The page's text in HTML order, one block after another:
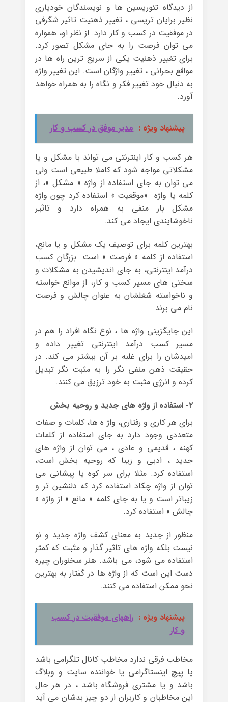
از دیدگاه تئوریسین ها و نویسندگان خودیاری
نظیر برایان تریسی ، تغییر ذهنیت تاثیر شگرفی
در موفقیت در کسب و کار دارد. از نظر او، همواره
می توان فرصت را به جای مشکل تصور کرد.
برای تغییر ذهنیت یکی از سریع ترین راه ها در
مواقع بحرانی ، تغییر واژگان است. این تغییر واژه
به دنبال خود تغییر فکر و نگاه را به همراه خواهد
آورد.
پیشنهاد ویژه : مدیر موفق در کسب و کار
هر کسب و کار اینترنتی می تواند با مشکل و یا
مشکلاتی مواجه شود که کاملا طبیعی است ولی
می توان به جای استفاده از واژه « مشکل »، از
کلمه یا واژه «موقعیت » استفاده کرد چون واژه
مشکل بار منفی به همراه دارد و تاثیر
ناخوشایندی ایجاد می کند.
بهترین کلمه برای توصیف یک مشکل و یا مانع،
استفاده از کلمه « فرصت » است. بزرگان کسب
درآمد اینترنتی، به جای اندیشیدن به مشکلات و
سختی های مسیر کسب و کار، از موانع خواسته
و ناخواسته شغلشان به عنوان چالش و فرصت
نام می برند.
این جایگزینی واژه ها ، نوع نگاه افراد را هم در
مسیر کسب درآمد اینترنتی تغییر داده و
امیدشان را برای غلبه بر آن بیشتر می کند. در
حقیقت ذهن منفی نگر را به مثبت نگر تبدیل
کرده و انرژی مثبت به خود ترزیق می کنند.
۲- استفاده از واژه های جدید و روحیه بخش
برای هر کاری و رفتاری، واژ ه ها، کلمات و صفات
متعددی وجود دارد به جای استفاده از کلمات
کهنه ، قدیمی و عادی ، می توان از واژه های
جدید ، ادبی و زیبا که روحیه بخش است،
استفاده کرد. مثلا برای سر کوه یا پیشانی می
توان از واژه چکاد استفاده کرد که دلنشین تر و
زیباتر است و یا به جای کلمه « مانع » از واژه «
چالش » استفاده کرد.
منظور از جدید به معنای کشف واژه جدید و نو
نیست بلکه واژه های تاثیر گذار و مثبت که کمتر
استفاده می شود، می باشد. هنر سخنوران چیره
دست این است که از واژه ها در گفتار به بهترین
نحو ممکن استفاده می کنند.
پیشنهاد ویژه : راههای موفقیت در کسب
و کار
مخاطب فرقی ندارد مخاطب کانال تلگرامی باشد
یا پیچ اینستاگرامی یا خواننده سایت و وبلاگ
باشد و یا مشتری فروشگاه باشد ، در هر حال
این مخاطبان و کاربران از دو چیز بدشان می آید